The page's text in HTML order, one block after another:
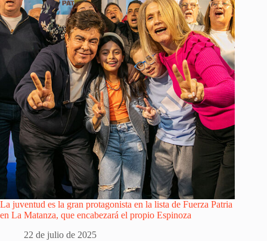
La juventud es la gran protagonista en la lista de Fuerza Patria
en La Matanza, que encabezará el propio Espinoza
22 de julio de 2025